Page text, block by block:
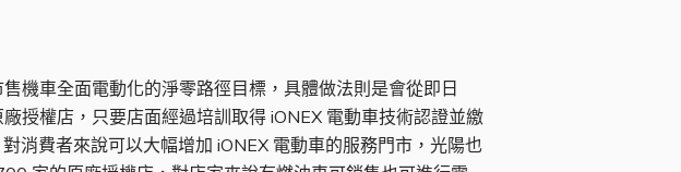
機車全面電動化的淨零路徑目標，具體做法則是會從即日
授權店，只要店面經過培訓取得 iONEX 電動車技術認證並繳
消費者來說可以大幅增加 iONEX 電動車的服務門市，光陽也